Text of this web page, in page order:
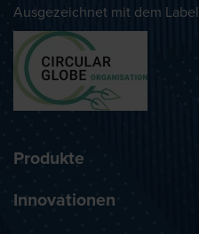
Ausgezeichnet mit dem Label
Produkte
Innovationen